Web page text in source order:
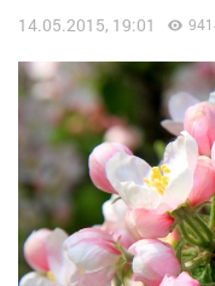
14.05.2015, 19:01